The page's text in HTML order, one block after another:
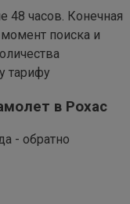
48 часов. Конечная
поиска и
тарифу
в Рохас
- обратно